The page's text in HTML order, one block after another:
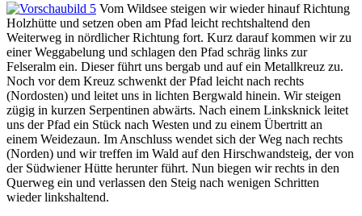
Vom Wildsee steigen wir wieder hinauf Richtung
Holzhütte und setzen oben am Pfad leicht rechtshaltend den
Weiterweg in nördlicher Richtung fort. Kurz darauf kommen wir zu
einer Weggabelung und schlagen den Pfad schräg links zur
Felseralm ein. Dieser führt uns bergab und auf ein Metallkreuz zu.
Noch vor dem Kreuz schwenkt der Pfad leicht nach rechts
(Nordosten) und leitet uns in lichten Bergwald hinein. Wir steigen
zügig in kurzen Serpentinen abwärts. Nach einem Linksknick leitet
uns der Pfad ein Stück nach Westen und zu einem Übertritt an
einem Weidezaun. Im Anschluss wendet sich der Weg nach rechts
(Norden) und wir treffen im Wald auf den Hirschwandsteig, der von
der Südwiener Hütte herunter führt. Nun biegen wir rechts in den
Querweg ein und verlassen den Steig nach wenigen Schritten
wieder linkshaltend.